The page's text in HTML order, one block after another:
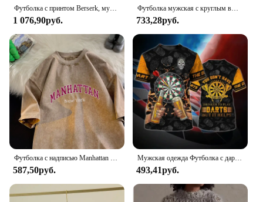
Футболка с принтом Berserk, мужская винтажная стираная футболка с рисунком аниме Guts, уличная футболка в стиле хип-хоп, летняя повседневная одежда Berserk
1 076,90руб.
Футболка мужская с круглым вырезом и коротким рукавом, 100% хлопок, приталенный силуэт, креативный графический принт, повседневная спортивная рубашка свободного покроя, на лето
733,28руб.
Футболка с надписью Manhattan New York, мужская рубашка в стиле минимализм, хлопковые ретро стираные футболки с короткими рукавами для уличного фитнеса, мужские Тики
587,50руб.
Мужская одежда Футболка с дартсами с круглым вырезом и коротким рукавом Футболка с 3D принтом Уникальный дизайн Модный тренд Роман Крутые спортивные футболки Топ
493,41руб.